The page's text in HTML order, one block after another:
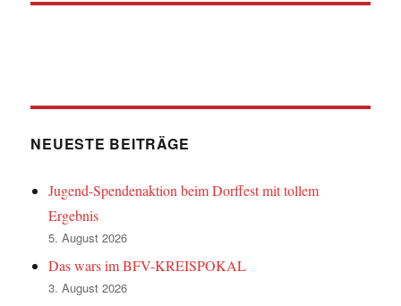
NEUESTE BEITRÄGE
Jugend-Spendenaktion beim Dorffest mit tollem
Ergebnis
5. August 2026
Das wars im BFV-KREISPOKAL
3. August 2026